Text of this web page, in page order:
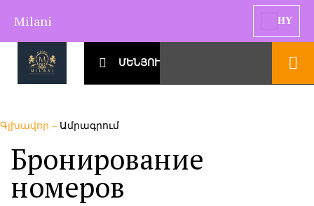
Milani HY
ՄԵՆՅՈՒ
Գլխավոր – Ամրագրում
Бронирование
номеров